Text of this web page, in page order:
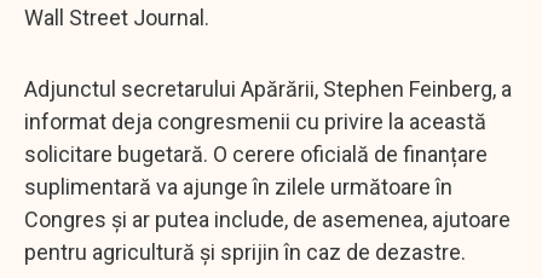
Wall Street Journal.
Adjunctul secretarului Apărării, Stephen Feinberg, a
informat deja congresmenii cu privire la această
solicitare bugetară. O cerere oficială de finanțare
suplimentară va ajunge în zilele următoare în
Congres și ar putea include, de asemenea, ajutoare
pentru agricultură și sprijin în caz de dezastre.